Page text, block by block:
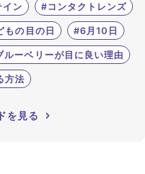
イン #コンタクトレンズ
もの目の日 #6月10日
ルーベリーが目に良い理由
方法
を見る